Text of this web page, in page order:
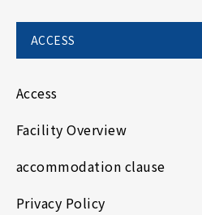
ACCESS
Access
Facility Overview
accommodation clause
Privacy Policy